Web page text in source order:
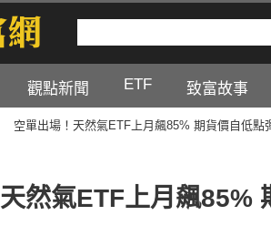
觀點新聞 ETF 致富故事
空單出場！天然氣ETF上月飆85% 期貨價自低點
然氣ETF上月飆85%